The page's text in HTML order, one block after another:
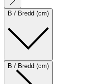
B / Bredd (cm)
B / Bredd (cm)